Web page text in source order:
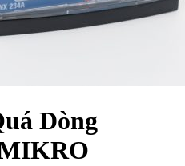
Dòng